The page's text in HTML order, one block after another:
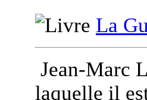
La
Jean-Marc
laquelle il